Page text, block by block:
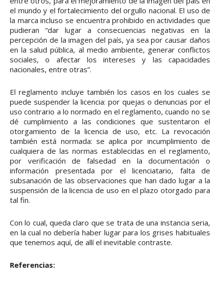
el mundo y el fortalecimiento del orgullo nacional. El uso de
la marca incluso se encuentra prohibido en actividades que
pudieran “dar lugar a consecuencias negativas en la
percepción de la imagen del país, ya sea por causar daños
en la salud pública, al medio ambiente, generar conflictos
sociales, o afectar los intereses y las capacidades
nacionales, entre otras”.
El reglamento incluye también los casos en los cuales se
puede suspender la licencia: por quejas o denuncias por el
uso contrario a lo normado en el reglamento, cuando no se
dé cumplimiento a las condiciones que sustentaron el
otorgamiento de la licencia de uso, etc. La revocación
también está normada: se aplica por incumplimiento de
cualquiera de las normas establecidas en el reglamento,
por verificación de falsedad en la documentación o
información presentada por el licenciatario, falta de
subsanación de las observaciones que han dado lugar a la
suspensión de la licencia de uso en el plazo otorgado para
tal fin.
Con lo cual, queda claro que se trata de una instancia seria,
en la cual no debería haber lugar para los grises habituales
que tenemos aquí, de allí el inevitable contraste.
Referencias: